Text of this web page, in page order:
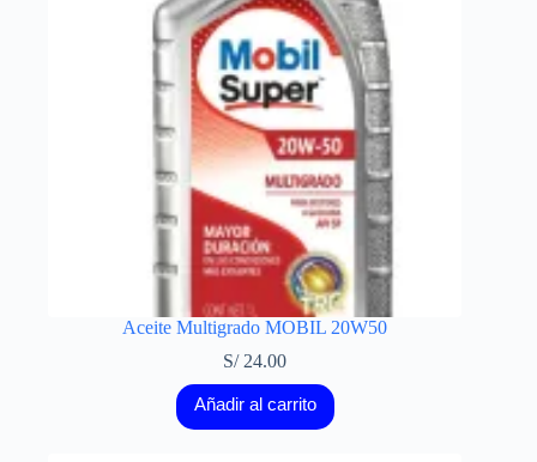
Aceite Multigrado MOBIL 20W50
S/24.00
Añadir al carrito